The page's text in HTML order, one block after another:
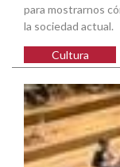
para mostrarnos
la sociedad actual.
Cultura